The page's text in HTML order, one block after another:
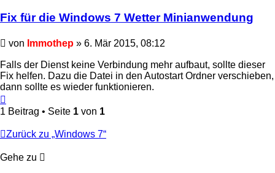
Fix für die Windows 7 Wetter Minianwendung
Ungelesener
von Immothep » 6. Mär 2015, 08:12
Falls der Dienst keine Verbindung mehr aufbaut, sollte dieser
Fix helfen. Dazu die Datei in den Autostart Ordner verschieben,
dann sollte es wieder funktionieren.
oben
1 Beitrag • Seite 1 von 1
Zurück zu „Windows 7“
Gehe zu